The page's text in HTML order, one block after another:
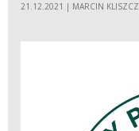
21.12.2021 | MARCIN KLISZCZ